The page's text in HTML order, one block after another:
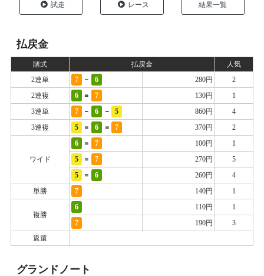
試走 レース 結果一覧
払戻金
賭式 払戻金
人気
2連単
7 - 6 280円
2
2連複
6 = 7 130円
1
3連単
7 - 6 - 5 860円
4
3連複
5 = 6 = 7 370円 2
ワイド
6 = 7 100円
1
5
= 7 270円
5
5
= 6 260円
4
単勝
7 140円 1
複勝
6 110円
1
7
190円
3
返還
グランドノート